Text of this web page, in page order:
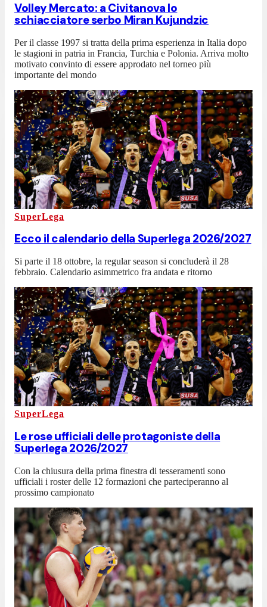
Volley Mercato: a Civitanova lo
schiacciatore serbo Miran Kujundzic
Per il classe 1997 si tratta della prima esperienza in Italia dopo
le stagioni in patria in Francia, Turchia e Polonia. Arriva molto
motivato convinto di essere approdato nel torneo più
importante del mondo
SuperLega
Ecco il calendario della Superlega 2026/2027
Si parte il 18 ottobre, la regular season si concluderà il 28
febbraio. Calendario asimmetrico fra andata e ritorno
SuperLega
Le rose ufficiali delle protagoniste della
Superlega 2026/2027
Con la chiusura della prima finestra di tesseramenti sono
ufficiali i roster delle 12 formazioni che parteciperanno al
prossimo campionato